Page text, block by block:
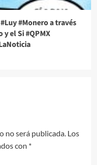
#Monero a través
el Si #QPMX
no será publicada. Los
con *